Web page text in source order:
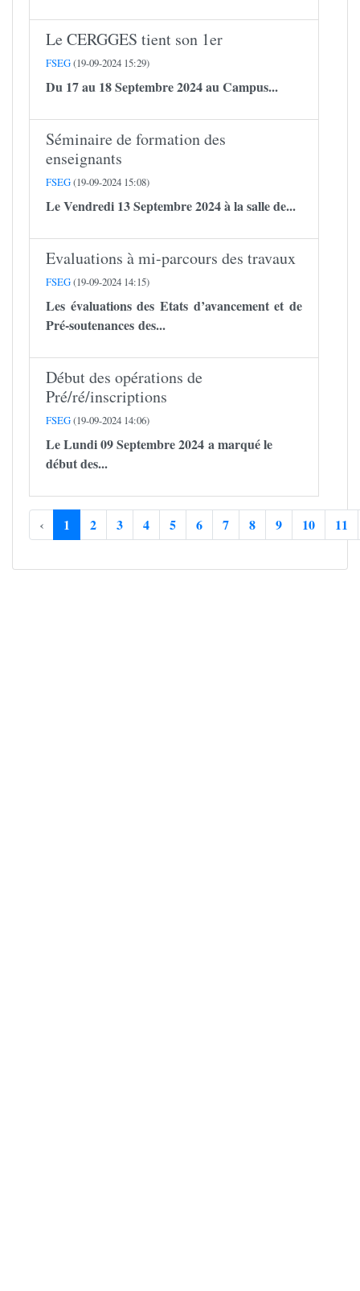
Le CERGGES tient son 1er
FSEG(19-09-2024 15:29)
Du 17 au 18 Septembre 2024 au Campus...
Séminaire de formation des
enseignants
FSEG(19-09-2024 15:08)
Le Vendredi 13 Septembre 2024 à la salle de...
Evaluations à mi-parcours des travaux
FSEG(19-09-2024 14:15)
Les évaluations des Etats d’avancement et de
Pré-soutenances des...
Début des opérations de
Pré/ré/inscriptions
FSEG(19-09-2024 14:06)
Le Lundi 09 Septembre 2024 a marqué le
début des...
‹ 1 2 3 4 5 6 7 8 9 10 11